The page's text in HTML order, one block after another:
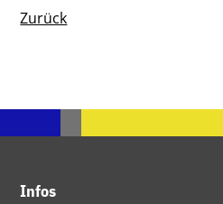
Zurück
Infos